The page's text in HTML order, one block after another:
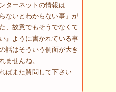
ターネットの情報は
ないとわからない事』が
、故意でもそうでなくて
』ように書かれている事
話はそういう側面が大き
ませんね。
ばまた質問して下さい